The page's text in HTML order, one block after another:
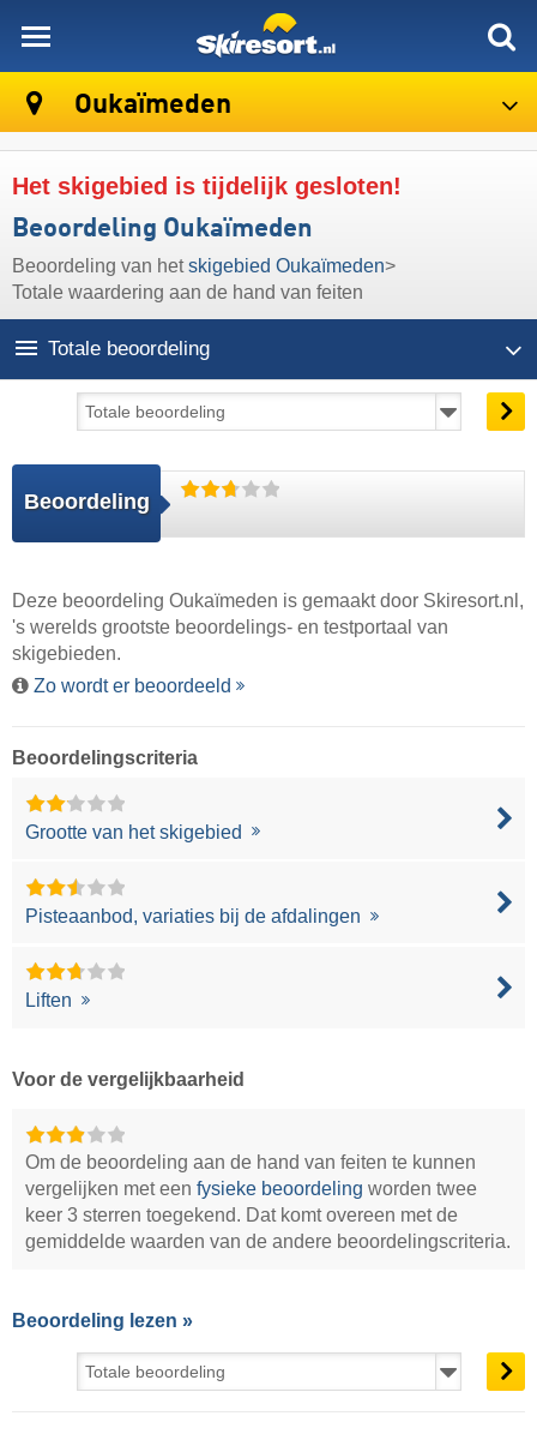
Oukaïmeden
Het skigebied is tijdelijk gesloten!
Beoordeling Oukaïmeden
Beoordeling van hetskigebied Oukaïmeden>
Totale waardering aan de hand van feiten
Totale beoordeling
Beoordeling
Deze beoordeling Oukaïmeden is gemaakt door Skiresort.nl ,
's werelds grootste beoordelings- en testportaal van
skigebieden.
Zo wordt er beoordeeld
Beoordelingscriteria
Grootte van het skigebied
Pisteaanbod, variaties bij de afdalingen
Liften
Voor de vergelijkbaarheid
Om de beoordeling aan de hand van feiten te kunnen
vergelijken met eenfysieke beoordeling worden twee
keer 3 sterren toegekend. Dat komt overeen met de
gemiddelde waarden van de andere beoordelingscriteria.
Beoordeling lezen »